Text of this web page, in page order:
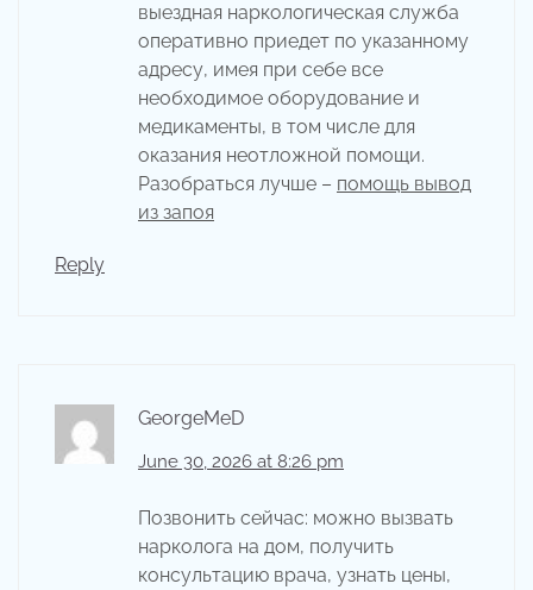
выездная наркологическая служба
оперативно приедет по указанному
адресу, имея при себе все
необходимое оборудование и
медикаменты, в том числе для
оказания неотложной помощи.
Разобраться лучше – помощь вывод
из запоя
Reply
GeorgeMeD
June 30, 2026 at 8:26 pm
Позвонить сейчас: можно вызвать
нарколога на дом, получить
консультацию врача, узнать цены,